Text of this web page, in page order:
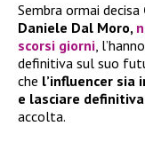
Sembra ormai decisa
Daniele Dal Moro,
scorsi giorni,
definitiva sul suo
che l’influencer
e lasciare
accolta.